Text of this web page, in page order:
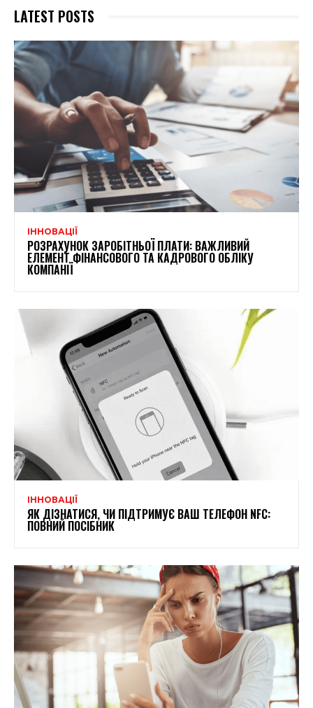
LATEST POSTS
ІННОВАЦІЇ
РОЗРАХУНОК ЗАРОБІТНЬОЇ ПЛАТИ: ВАЖЛИВИЙ
ЕЛЕМЕНТ ФІНАНСОВОГО ТА КАДРОВОГО ОБЛІКУ
КОМПАНІЇ
ІННОВАЦІЇ
ЯК ДІЗНАТИСЯ, ЧИ ПІДТРИМУЄ ВАШ ТЕЛЕФОН NFC:
ПОВНИЙ ПОСІБНИК